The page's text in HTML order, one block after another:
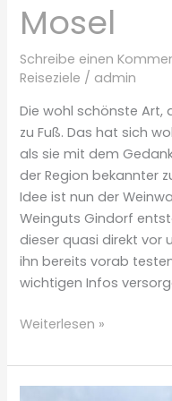
Mosel
Schreibe einen
Reiseziele / admin
Die wohl schönste Art,
zu Fuß. Das hat sich
als sie mit dem
der Region bekannter
Idee ist nun der
Weinguts Gindorf
dieser quasi direkt vor
ihn bereits vorab
wichtigen Infos
Gindorfs
–
Weinwandern
Weiterlesen »